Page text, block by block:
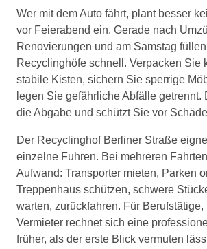
Wer mit dem Auto fährt, plant besser
vor Feierabend ein. Gerade nach
Renovierungen und am Samstag
Recyclinghöfe schnell. Verpacken Sie
stabile Kisten, sichern Sie sperrige
legen Sie gefährliche Abfälle getrennt.
die Abgabe und schützt Sie vor
Der Recyclinghof Berliner Straße
einzelne Fuhren. Bei mehreren
Aufwand: Transporter mieten, Parken
Treppenhaus schützen, schwere
warten, zurückfahren. Für Berufstätige,
Vermieter rechnet sich eine
früher, als der erste Blick vermuten